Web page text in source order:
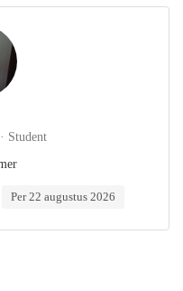
Student
Per 22 augustus 2026